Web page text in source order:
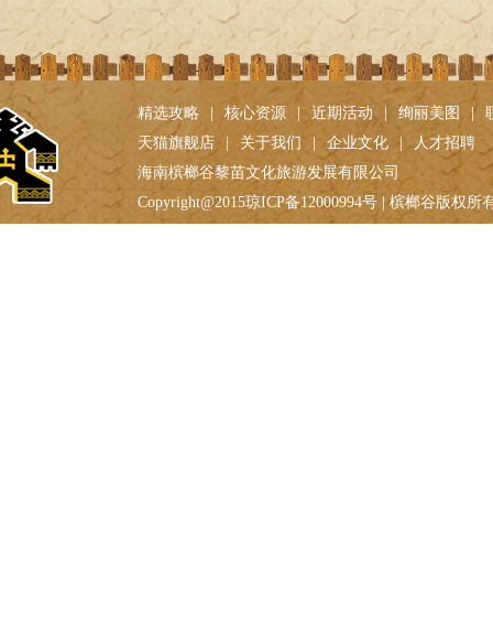
精选攻略 核心资源 近期活动 | 绚丽美图 |
天猫旗舰店
关于我们 企业文化
人才招聘
海南槟榔谷黎苗文化旅游发展有限公司
Copyright@2015琼ICP备12000994号 | 槟榔谷版权所